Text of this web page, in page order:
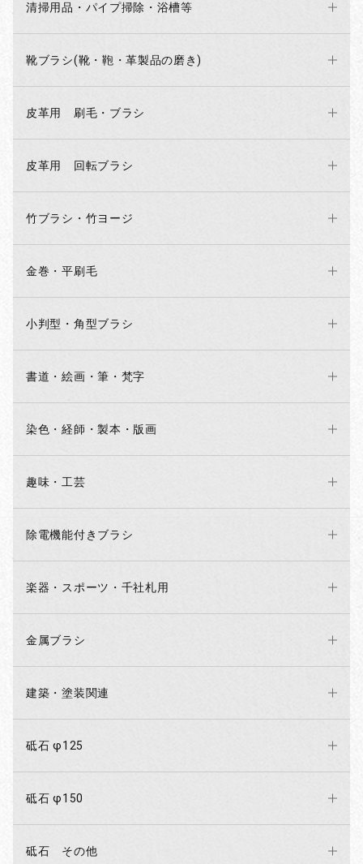
清掃用品・パイプ掃除・浴槽等
靴ブラシ(靴・鞄・革製品の磨き)
皮革用 刷毛・ブラシ
皮革用 回転ブラシ
竹ブラシ・竹ヨージ
金巻・平刷毛
小判型・角型ブラシ
書道・絵画・筆・梵字
染色・経師・製本・版画
趣味・工芸
除電機能付きブラシ
楽器・スポーツ・千社札用
金属ブラシ
建築・塗装関連
砥石 φ125
砥石 φ150
砥石 その他
お買い物を続ける